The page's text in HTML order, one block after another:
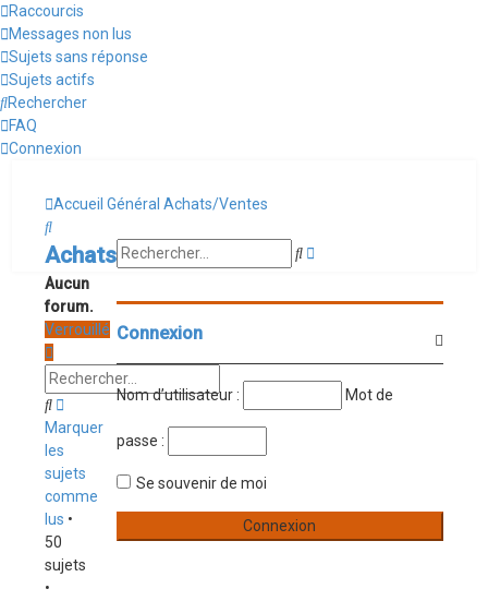
Raccourcis
Messages non lus
Sujets sans réponse
Sujets actifs
Rechercher
FAQ
Connexion
Accueil Général Achats/Ventes
Rechercher
Achats/Ventes
Aucun
forum.
Verrouillé
Rechercher
Recherche
avancée
Marquer
les
sujets
comme
lus •
50
sujets
•
Rechercher
Recherche
Connexion
Nom d’utilisateur : Mot de
passe :
Se souvenir de moi